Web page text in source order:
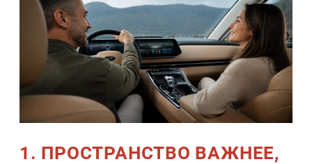
1. ПРОСТРАНСТВО ВАЖНЕЕ,